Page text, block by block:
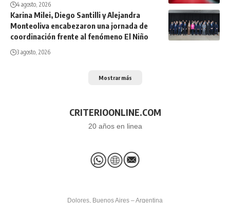
4 agosto, 2026
Karina Milei, Diego Santilli y Alejandra
Monteoliva encabezaron una jornada de
coordinación frente al fenómeno El Niño
3 agosto, 2026
Mostrar más
CRITERIOONLINE.COM
20 años en linea
Dolores, Buenos Aires – Argentina